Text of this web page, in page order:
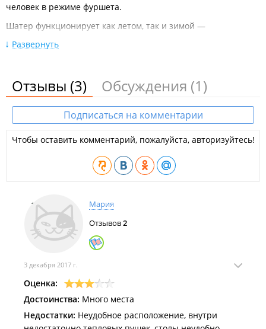
человек в режиме фуршета.
Шатер функционирует как летом, так и зимой —
круглогодично.
комплекса расположена вместительная парковка до 100
машин.
"Place" оснащен современным звуковым, световым и
Развернуть
Отзывы (3) Обсуждения (1)
Подписаться на комментарии
Чтобы оставить комментарий, пожалуйста, авторизуйтесь!
Мария
Отзывов2
3 декабря 2017 г.
Оценка:
Достоинства: Много места
Недостатки: Неудобное расположение, внутри